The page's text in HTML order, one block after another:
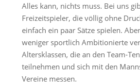
Alles kann, nichts muss. Bei uns
Freizeitspieler, die völlig ohne
einfach ein paar Sätze spielen.
weniger sportlich Ambitionierte
Altersklassen, die an den Team-
teilnehmen und sich mit den
Vereine messen.